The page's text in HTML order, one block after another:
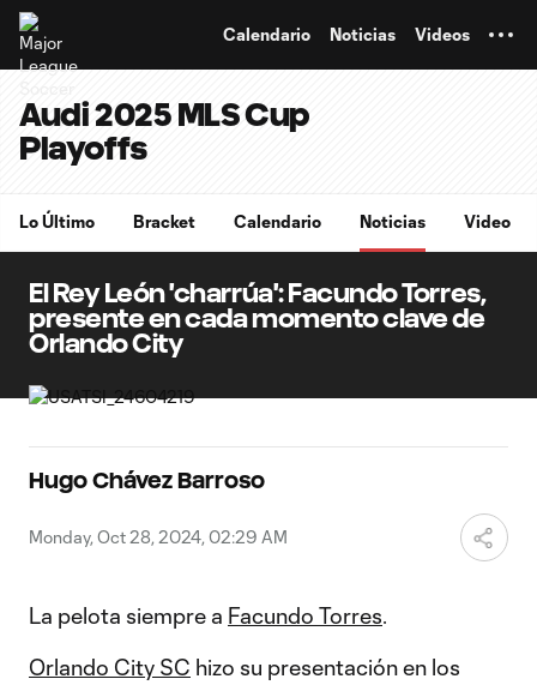
Calendario Noticias Videos
Audi 2025 MLS Cup
Playoffs
Lo Último Bracket Calendario Noticias Video
El Rey León 'charrúa': Facundo Torres,
presente en cada momento clave de
Orlando City
Hugo Chávez Barroso
Monday, Oct 28, 2024, 02:29 AM
La pelota siempre a Facundo Torres.
Orlando City SC hizo su presentación en los